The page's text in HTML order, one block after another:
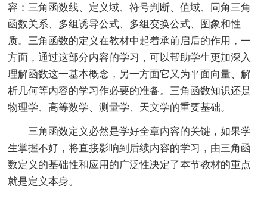
容：三角函数线、定义域、符号判断、值域、同角三角
函数关系、多组诱导公式、多组变换公式、图象和性
质。三角函数的定义在教材中起着承前启后的作用，一
方面，通过这部分内容的学习，可以帮助学生更加深入
理解函数这一基本概念，另一方面它又为平面向量、解
析几何等内容的学习作必要的准备。三角函数知识还是
物理学、高等数学、测量学、天文学的重要基础。
三角函数定义必然是学好全章内容的关键，如果学
生掌握不好，将直接影响到后续内容的学习，由三角函
数定义的基础性和应用的广泛性决定了本节教材的重点
就是定义本身。